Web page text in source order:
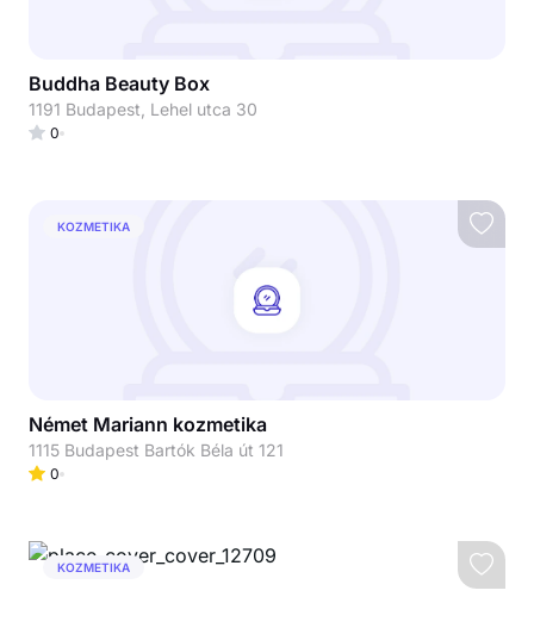
Buddha Beauty Box
1191 Budapest, Lehel utca 30
0
KOZMETIKA
Német Mariann kozmetika
1115 Budapest Bartók Béla út 121
0
KOZMETIKA